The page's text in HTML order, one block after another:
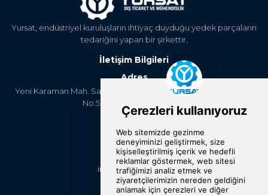
Yursat, endüstriyel kuruluşların ihtiyaç duyduğu yedek parçaların
tedariğini yapan bir şirkettir.
İletişim Bilgileri
Adres
Yeni Karaman Mah. Sanayi Cad. 4. Kantar Sok. Asya Plaza Kat:5
No:505 Osmangazi/BURSA
+90 224 2400304
E-Posta
info@yursat.com.tr
Bizi Takip Edin